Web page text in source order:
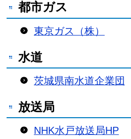
都市ガス
東京ガス（株）
水道
茨城県南水道企業団
放送局
NHK水戸放送局HP